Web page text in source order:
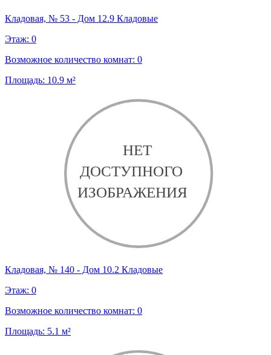
Кладовая, № 53 - Дом 12.9 Кладовые
Этаж: 0
Возможное количество комнат: 0
Площадь: 10.9 м²
Кладовая, № 140 - Дом 10.2 Кладовые
Этаж: 0
Возможное количество комнат: 0
Площадь: 5.1 м²